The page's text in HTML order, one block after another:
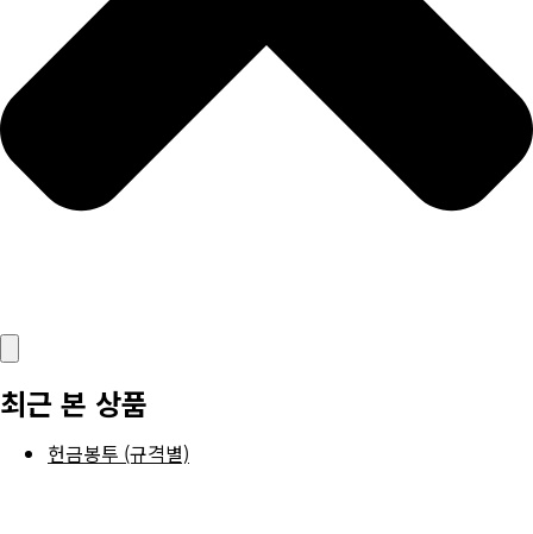
최근 본 상품
헌금봉투 (규격별)